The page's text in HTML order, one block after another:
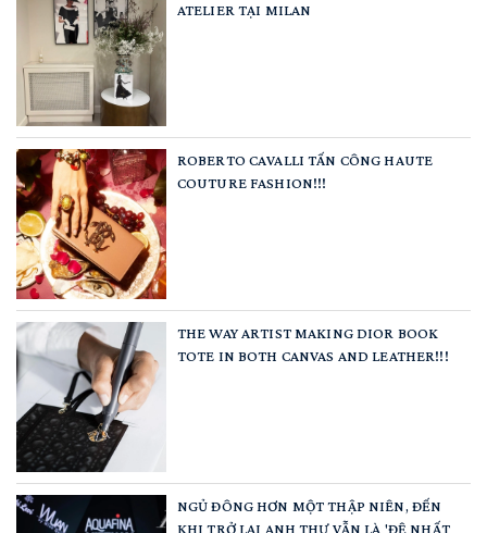
ATELIER TẠI MILAN
ROBERTO CAVALLI TẤN CÔNG HAUTE
COUTURE FASHION!!!
THE WAY ARTIST MAKING DIOR BOOK
TOTE IN BOTH CANVAS AND LEATHER!!!
NGỦ ĐÔNG HƠN MỘT THẬP NIÊN, ĐẾN
KHI TRỞ LẠI ANH THƯ VẪN LÀ 'ĐỆ NHẤT